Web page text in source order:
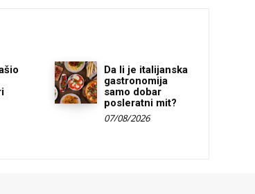
Da li je italijanska
gastronomija
samo dobar
posleratni mit?
07/08/2026